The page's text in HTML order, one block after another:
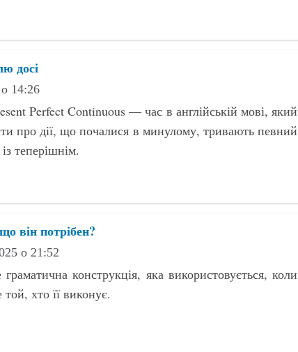
досі
14:26
Perfect Continuous — час в англійській мові, який
про дії, що почалися в минулому, тривають певний
теперішнім.
він потрібен?
о 21:52
конструкція, яка використовується, коли
хто її виконує.